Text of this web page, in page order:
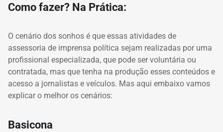
Como fazer? Na Prática:
O cenário dos sonhos é que essas atividades de
assessoria de imprensa política sejam realizadas por uma
profissional especializada, que pode ser voluntária ou
contratada, mas que tenha na produção esses conteúdos e
acesso a jornalistas e veículos. Mas aqui embaixo vamos
explicar o melhor os cenários:
Basicona